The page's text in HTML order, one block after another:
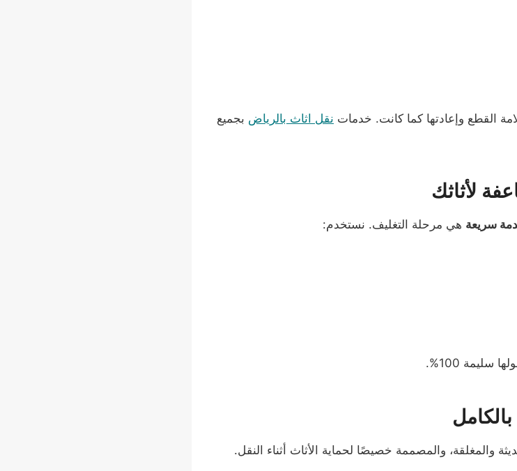
القطع وإعادتها كما كانت. خدمات نقل اثاث بالرياض بجميع
لأثاثك
سريعة هي مرحلة التغليف. نستخدم:
100%.
والمغلقة، والمصممة خصيصًا لحماية الأثاث أثناء النقل.